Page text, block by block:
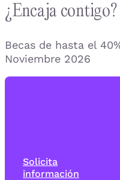
¿Encaja
Becas de hasta el
Noviembre 2026
Solicita
información